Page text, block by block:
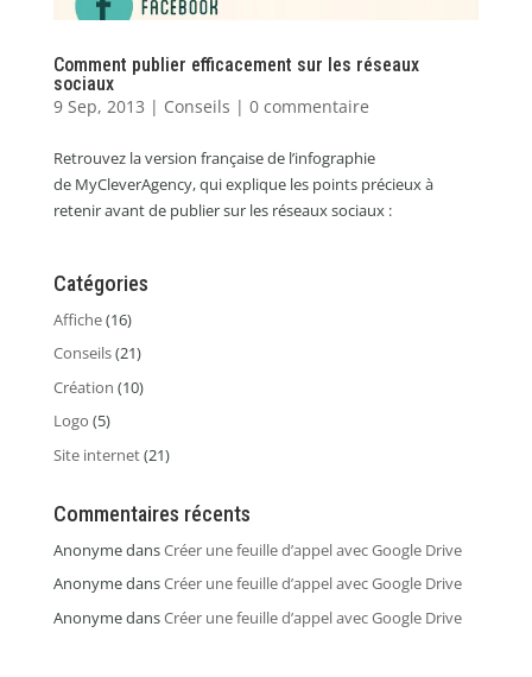
Comment publier efficacement sur les réseaux
sociaux
9 Sep, 2013 | Conseils | 0 commentaire
Retrouvez la version française de l’infographie
de MyCleverAgency, qui explique les points précieux à
retenir avant de publier sur les réseaux sociaux :
Catégories
Affiche(16)
Conseils(21)
Création (10)
Logo (5)
Site internet(21)
Commentaires récents
AnonymedansCréer une feuille d’appel avec Google Drive
AnonymedansCréer une feuille d’appel avec Google Drive
AnonymedansCréer une feuille d’appel avec Google Drive